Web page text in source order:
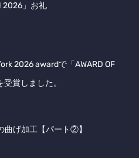
2026」お礼
2026 awardで「AWARD OF
受賞しました。
曲げ加工【パート②】